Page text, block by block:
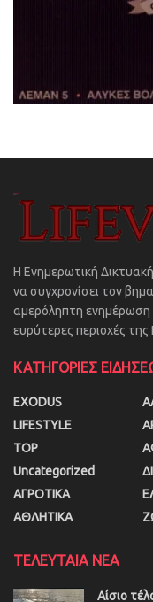
Η Ενημερωτική
να συγχρονίσει τον
αμερόληπτη ενημέρωση
ευρύτερες περιοχές
ΚΑΤΗΓΟΡΙΕΣ
EXODUS
LIFESTYLE
TOP
Uncategorized
ΑΓΡΟΤΙΚΑ
ΑΘΛΗΤΙΚΑ
ΤΕΛΕΥΤΑΙΑ ΝΕΑ
Αίσιο